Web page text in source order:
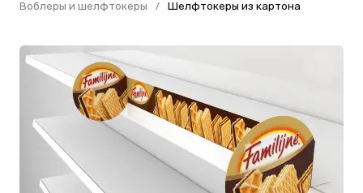
Воблеры и шелфтокеры
Шелфтокеры из картона